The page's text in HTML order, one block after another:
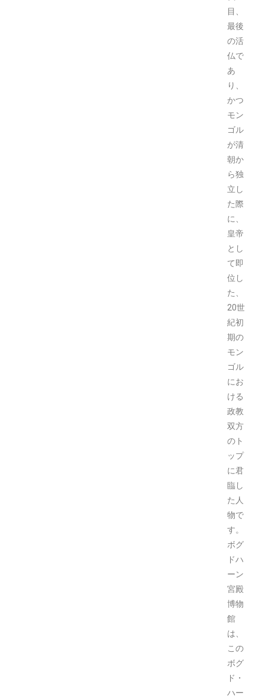
目、
最後
の活
仏で
あ
り、
かつ
モン
ゴル
が清
朝か
ら独
立し
た際
に、
皇帝
とし
て即
位し
た、
20世
紀初
期の
モン
ゴル
にお
ける
政教
双方
のト
ップ
に君
臨し
た人
物で
す。
ボグ
ドハ
ーン
宮殿
博物
館
は、
この
ボグ
ド・
ハー